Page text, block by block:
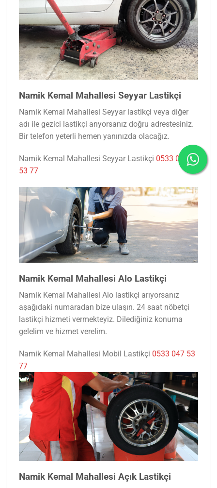
Namik Kemal Mahallesi Seyyar Lastikçi
Namik Kemal Mahallesi Seyyar lastikçi veya diğer
adı ile gezici lastikçi arıyorsanız doğru adrestesiniz.
Bir telefon yeterli hemen yanınızda olacağız.
Namik Kemal Mahallesi Seyyar Lastikçi 0533 047
53 77
Namik Kemal Mahallesi Alo Lastikçi
Namik Kemal Mahallesi Alo lastikçi arıyorsanız
aşağıdaki numaradan bize ulaşın. 24 saat nöbetçi
lastikçi hizmeti vermekteyiz. Dilediğiniz konuma
gelelim ve hizmet verelim.
Namik Kemal Mahallesi Mobil Lastikçi 0533 047 53
77
Namik Kemal Mahallesi Açık Lastikçi